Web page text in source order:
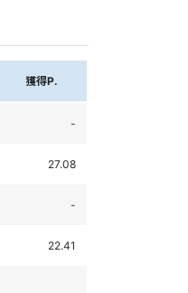
獲得P.
-
27.08
-
22.41